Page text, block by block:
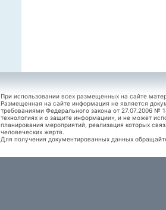
При использовании всех размещенных на сайте
Размещенная на сайте информация не является
требованиями Федерального закона от 27.07.2006
технологиях и о защите информации», и не может
планирования мероприятий, реализация которых
человеческих жертв.
Для получения документированных данных